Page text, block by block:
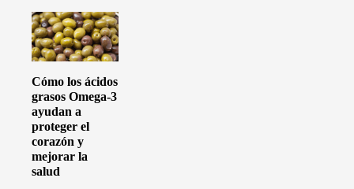
Cómo los ácidos
grasos Omega-3
ayudan a
proteger el
corazón y
mejorar la
salud